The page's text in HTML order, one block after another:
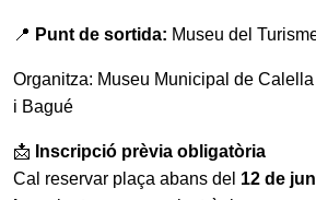
📍 Punt de sortida: Museu del
Organitza: Museu Municipal de
i Bagué
📩 Inscripció prèvia obligatòria
Cal reservar plaça abans del 12 de